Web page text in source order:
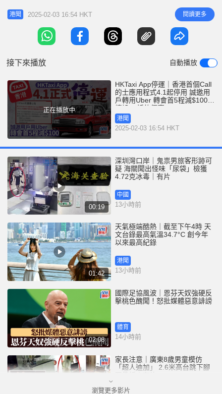
外，成功轉會新用戶首5程更可獲減$100車資。
HKTaxi App 4月1日起停運 籲用戶轉用Uber App 隨
著多個香港網約車平台支援預約的士出行服務，成立
於2013年，為本港首批Ca
港聞 2025-02-03 16:54 HKT 閱讀更多
接下來播放 自動播放
正在播放中
HKTaxi App停運｜香港首個Call
的士應用程式4.1起停用 誠邀用
戶轉用Uber 轉會首5程減$100＋
續設85折的優惠
港聞
2025-02-03 16:54 HKT
00:19
深圳灣口岸｜鬼祟男旅客形跡可
疑 海關聞出怪味「尿袋」檢獲
4.72克冰毒｜有片
中國
13小時前
01:42
天氣極端酷熱｜截至下午4時 天
文台錄最高氣溫34.7°C 創今年
以來最高紀錄
港聞
13小時前
02:08
國際足協風波｜恩芬天奴強硬反
擊桃色醜聞！怒批媒體惡意誹謗
體育
14小時前
家長注意｜廣東8歲男童模仿
「超人迪加」 2.6米高台跳下腳
瀏覽更多影片